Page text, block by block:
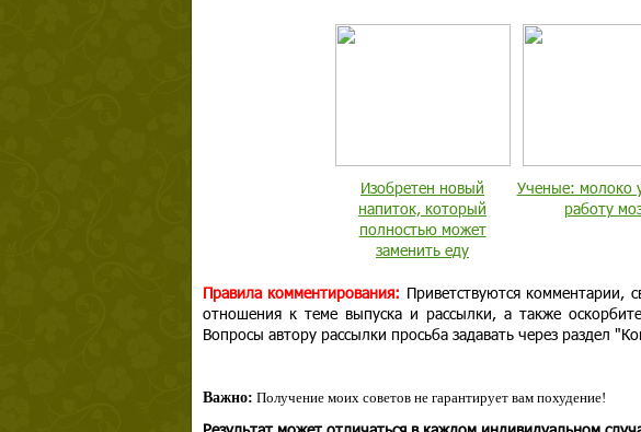
Изобретен новый
напиток, который
полностью может
заменить еду
Ученые: молоко
работу
Правила комментирования: Приветствуются
отношения к теме выпуска и рассылки, а также
Вопросы автору рассылки просьба задавать через раздел
Важно: Получение моих советов не гарантирует вам похудение!